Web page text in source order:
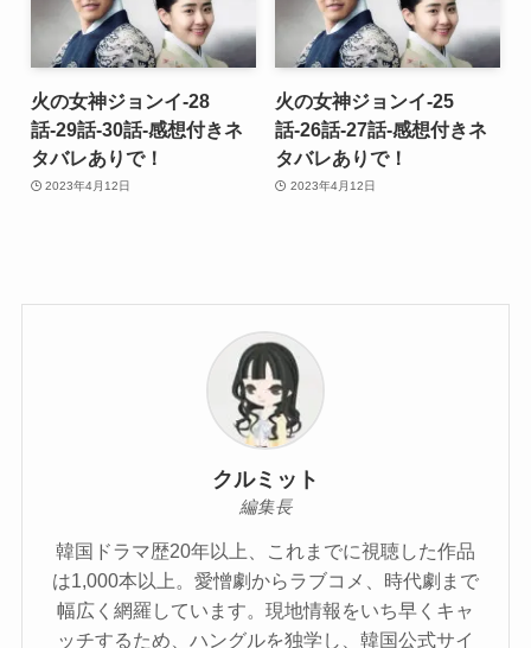
火の女神ジョンイ-28
話-29話-30話-感想付きネ
タバレありで！
2023年4月12日
火の女神ジョンイ-25
話-26話-27話-感想付きネ
タバレありで！
2023年4月12日
クルミット
編集長
韓国ドラマ歴20年以上、これまでに視聴した作品
は1,000本以上。愛憎劇からラブコメ、時代劇まで
幅広く網羅しています。現地情報をいち早くキャ
ッチするため、ハングルを独学し、韓国公式サイ